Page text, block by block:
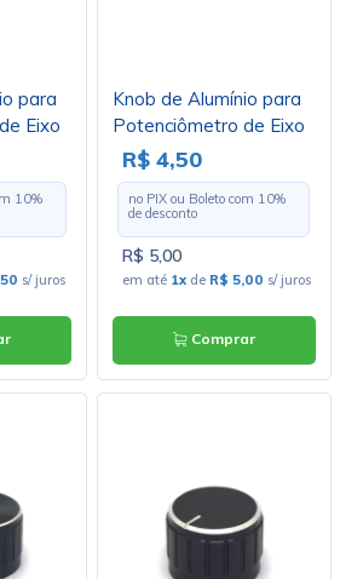
para
Eixo
-
10%
s/ juros
Knob de Alumínio para
Potenciômetro de Eixo
Estriado - B32x17 -
Cromado
R$ 4,50
no PIX ou Boleto com 10%
de desconto
R$ 5,00
em até 1x de R$ 5,00 s/ juros
Comprar